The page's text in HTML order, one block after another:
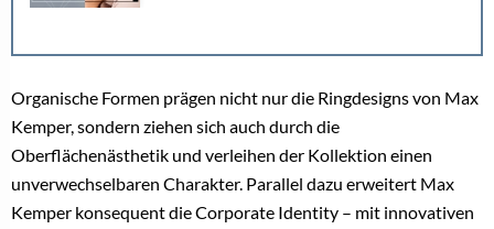
Organische Formen prägen nicht nur die Ringdesigns von Max
Kemper, sondern ziehen sich auch durch die
Oberflächenästhetik und verleihen der Kollektion einen
unverwechselbaren Charakter. Parallel dazu erweitert Max
Kemper konsequent die Corporate Identity – mit innovativen